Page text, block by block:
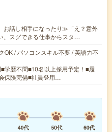
お話し相手になったり≫「え？意外
、スグできる仕事からスタ…
OK / パソコンスキル不要 / 英語力不
学歴不問■10名以上採用予定！■履
保険完備■社員登用…
40代 50代
60代